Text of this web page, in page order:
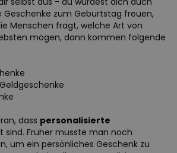
Geschenke zum Geburtstag freuen,
Menschen fragt, welche Art von
mögen, dann kommen folgende
dass personalisierte
sind. Früher musste man noch
um ein persönliches Geschenk zu